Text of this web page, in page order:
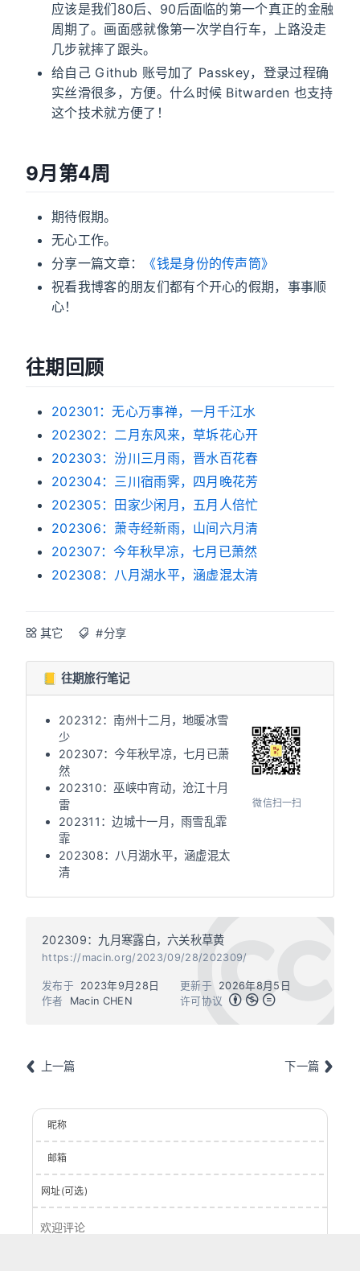
应该是我们80后、90后面临的第一个真正的金融
周期了。画面感就像第一次学自行车，上路没走
几步就摔了跟头。
给自己 Github 账号加了 Passkey，登录过程确
实丝滑很多，方便。什么时候 Bitwarden 也支持
这个技术就方便了！
9月第4周
期待假期。
无心工作。
分享一篇文章：
《钱是身份的传声筒》
祝看我博客的朋友们都有个开心的假期，事事顺
心！
往期回顾
202301：无心万事禅，一月千江水
202302：二月东风来，草坼花心开
202303：汾川三月雨，晋水百花春
202304：三川宿雨霁，四月晚花芳
202305：田家少闲月，五月人倍忙
202306：萧寺经新雨，山间六月清
202307：今年秋早凉，七月已萧然
202308：八月湖水平，涵虚混太清
其它 #分享
📒 往期旅行笔记
202312：南州十二月，地暖冰雪
少
202307：今年秋早凉，七月已萧
然
202310：巫峡中宵动，沧江十月
雷
202311：边城十一月，雨雪乱霏
霏
202308：八月湖水平，涵虚混太
清
微信扫一扫
202309：九月寒露白，六关秋草黄
https://macin.org/2023/09/28/202309/
作者 Macin CHEN
发布于 2023年9月28日 更新于
2026年8月5日
许可协议
上一篇 下一篇
昵称
邮箱
网址(可选)